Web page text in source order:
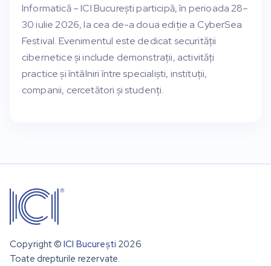
Informatică – ICI București participă, în perioada 28–
30 iulie 2026, la cea de-a doua ediție a CyberSea
Festival. Evenimentul este dedicat securității
cibernetice și include demonstrații, activități
practice și întâlniri între specialiști, instituții,
companii, cercetători și studenți.
Copyright © ICI București 2026
Toate drepturile rezervate.